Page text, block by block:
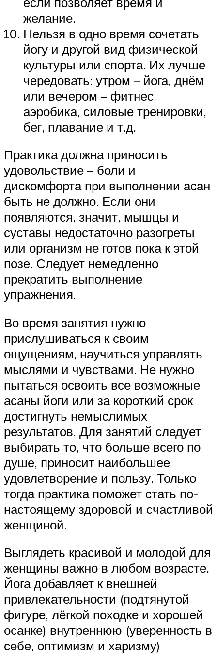
желание.
Нельзя в одно время сочетать
йогу и другой вид физической
культуры или спорта. Их лучше
чередовать: утром – йога, днём
или вечером – фитнес,
аэробика, силовые тренировки,
бег, плавание и т.д.
Практика должна приносить
удовольствие – боли и
дискомфорта при выполнении асан
быть не должно. Если они
появляются, значит, мышцы и
суставы недостаточно разогреты
или организм не готов пока к этой
позе. Следует немедленно
прекратить выполнение
упражнения.
Во время занятия нужно
прислушиваться к своим
ощущениям, научиться управлять
мыслями и чувствами. Не нужно
пытаться освоить все возможные
асаны йоги или за короткий срок
достигнуть немыслимых
результатов. Для занятий следует
выбирать то, что больше всего по
душе, приносит наибольшее
удовлетворение и пользу. Только
тогда практика поможет стать по-
настоящему здоровой и счастливой
женщиной.
Выглядеть красивой и молодой для
женщины важно в любом возрасте.
Йога добавляет к внешней
привлекательности (подтянутой
фигуре, лёгкой походке и хорошей
осанке) внутреннюю (уверенность в
себе, оптимизм и харизму)